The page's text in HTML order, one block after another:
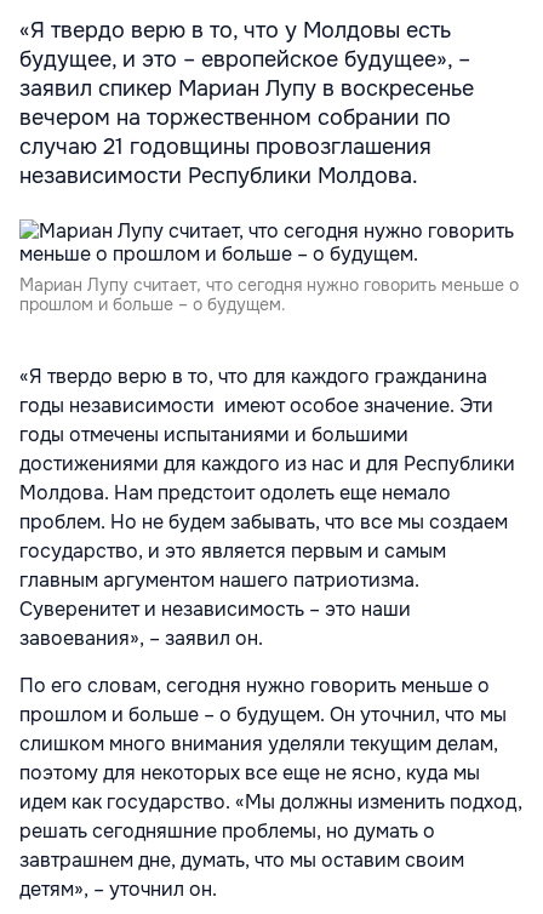
«Я твердо верю в то, что у Молдовы есть
будущее, и это – европейское будущее», –
заявил спикер Мариан Лупу в воскресенье
вечером на торжественном собрании по
случаю 21 годовщины провозглашения
независимости Республики Молдова.
Мариан Лупу считает, что сегодня нужно говорить меньше о
прошлом и больше – о будущем.
«Я твердо верю в то, что для каждого гражданина
годы независимости имеют особое значение. Эти
годы отмечены испытаниями и большими
достижениями для каждого из нас и для Республики
Молдова. Нам предстоит одолеть еще немало
проблем. Но не будем забывать, что все мы создаем
государство, и это является первым и самым
главным аргументом нашего патриотизма.
Суверенитет и независимость – это наши
завоевания», – заявил он.
По его словам, сегодня нужно говорить меньше о
прошлом и больше – о будущем. Он уточнил, что мы
слишком много внимания уделяли текущим делам,
поэтому для некоторых все еще не ясно, куда мы
идем как государство. «Мы должны изменить подход,
решать сегодняшние проблемы, но думать о
завтрашнем дне, думать, что мы оставим своим
детям», – уточнил он.